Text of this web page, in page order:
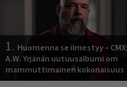
1. Huomenna se ilmestyy –
A.W. Yrjänän uutuusalbumi om
mammuttimainen kokonaisuus